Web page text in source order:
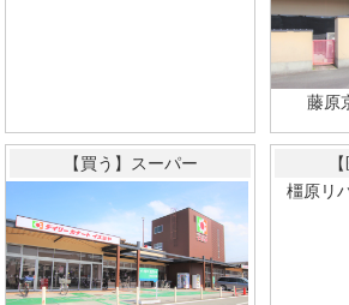
藤原
【買う】スーパー
橿原リ